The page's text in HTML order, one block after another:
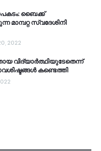
ബൈക്ക്
മാമ്പറ്റ സ്വദേശിനി
2022
വിദ്യാർത്ഥിയുടേതെന്ന്
കണ്ടെത്തി